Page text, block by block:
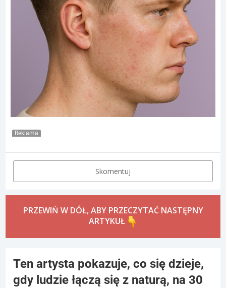
Reklama
Skomentuj
PRZEWIŃ W DÓŁ, ABY PRZECZYTAĆ NASTĘPNY
ARTYKUŁ
Ten artysta pokazuje, co się dzieje,
gdy ludzie łączą się z naturą, na 30